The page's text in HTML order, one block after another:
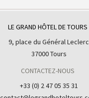
LE GRAND HÔTEL DE TOURS
9, place du Général Leclerc
37000 Tours
CONTACTEZ-NOUS
+33 (0) 2 47 05 35 31